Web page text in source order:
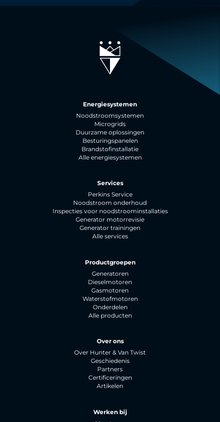
Energiesystemen
Noodstroomsystemen
Microgrids
Duurzame oplossingen
Besturingspanelen
Brandstofinstallatie
Alle energiesystemen
Services
Perkins Service
Noodstroom onderhoud
Inspecties voor noodstroominstallaties
Generator motorrevisie
Generator trainingen
Alle services
Productgroepen
Generatoren
Dieselmotoren
Gasmotoren
Waterstofmotoren
Onderdelen
Alle producten
Over ons
Over Hunter & Van Twist
Geschiedenis
Partners
Certificeringen
Artikelen
Werken bij